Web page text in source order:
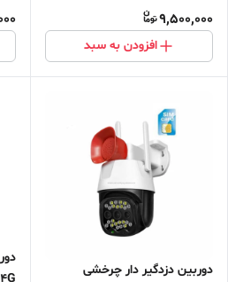
9,500,000
افزودن به سبد
دوربین دزدگیر دار چرخشی